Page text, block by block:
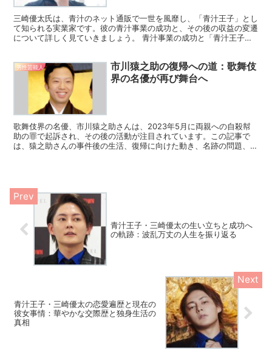
三崎優太氏は、青汁のネット通販で一世を風靡し、「青汁王子」とし
て知られる実業家です。彼の青汁事業の成功と、その後の収益の変遷
について詳しく見ていきましょう。 青汁事業の成功と「青汁王子」
男性芸能人
市川猿之助の復帰への道：歌舞伎
界の名優が再び舞台へ
歌舞伎界の名優、市川猿之助さんは、2023年5月に両親への自殺幇
助の罪で起訴され、その後の活動が注目されています。この記事で
は、猿之助さんの事件後の生活、復帰に向けた動き、名跡の問題、家
青汁王子・三崎優太の生い立ちと成功へ
の軌跡：波乱万丈の人生を振り返る
青汁王子・三崎優太の恋愛遍歴と現在の
彼女事情：華やかな交際歴と独身生活の
真相